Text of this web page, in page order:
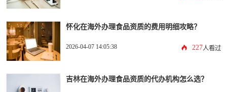
怀化在海外办理食品资质的费用明细攻略？
2026-04-07 14:05:38 227人看过
吉林在海外办理食品资质的代办机构怎么选？